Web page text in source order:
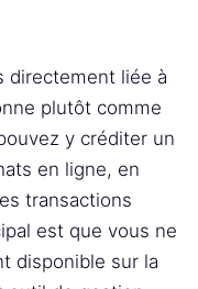
directement liée à
plutôt comme
y créditer un
en ligne, en
transactions
est que vous ne
disponible sur la